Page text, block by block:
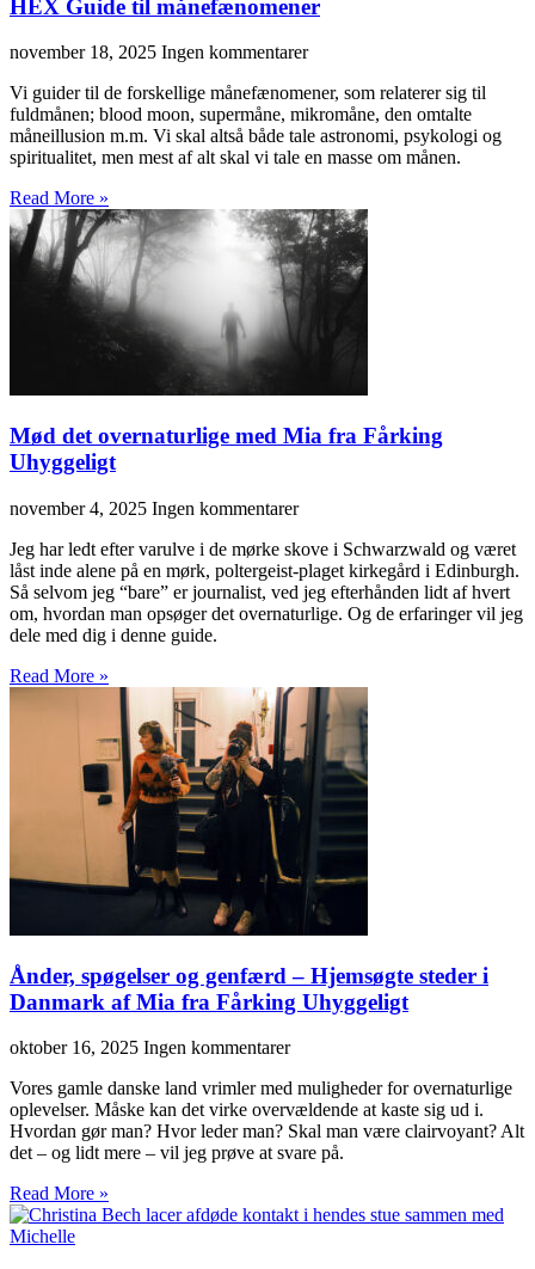
HEX Guide til månefænomener
november 18, 2025 Ingen kommentarer
Vi guider til de forskellige månefænomener, som relaterer sig til
fuldmånen; blood moon, supermåne, mikromåne, den omtalte
måneillusion m.m. Vi skal altså både tale astronomi, psykologi og
spiritualitet, men mest af alt skal vi tale en masse om månen.
Read More »
Mød det overnaturlige med Mia fra Fårking
Uhyggeligt
november 4, 2025 Ingen kommentarer
Jeg har ledt efter varulve i de mørke skove i Schwarzwald og været
låst inde alene på en mørk, poltergeist-plaget kirkegård i Edinburgh.
Så selvom jeg “bare” er journalist, ved jeg efterhånden lidt af hvert
om, hvordan man opsøger det overnaturlige. Og de erfaringer vil jeg
dele med dig i denne guide.
Read More »
Ånder, spøgelser og genfærd – Hjemsøgte steder i
Danmark af Mia fra Fårking Uhyggeligt
oktober 16, 2025 Ingen kommentarer
Vores gamle danske land vrimler med muligheder for overnaturlige
oplevelser. Måske kan det virke overvældende at kaste sig ud i.
Hvordan gør man? Hvor leder man? Skal man være clairvoyant? Alt
det – og lidt mere – vil jeg prøve at svare på.
Read More »